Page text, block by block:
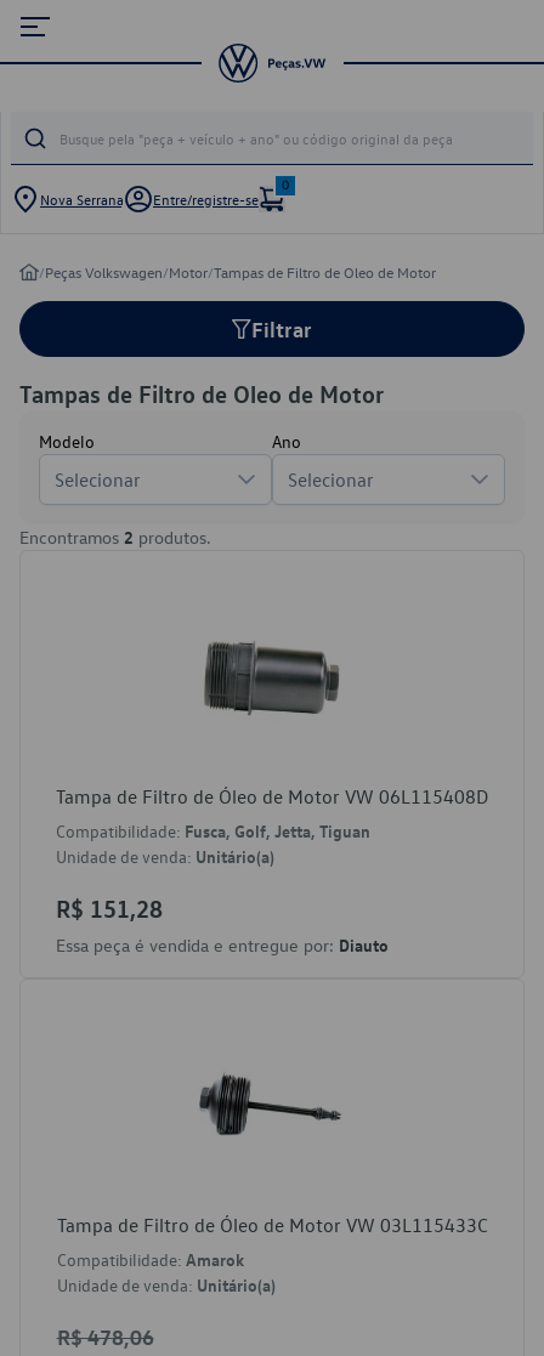
Nova Serrana Entre/registre-se
0
/Peças Volkswagen/Motor/Tampas de Filtro de Oleo de Motor
Filtrar
Tampas de Filtro de Oleo de Motor
Modelo
Selecionar
Ano
Selecionar
Encontramos 2 produtos.
Tampa de Filtro de Óleo de Motor VW 06L115408D
Compatibilidade: Fusca, Golf, Jetta, Tiguan
Unidade de venda: Unitário(a)
R$ 151,28
Essa peça é vendida e entregue por: Diauto
Tampa de Filtro de Óleo de Motor VW 03L115433C
Compatibilidade: Amarok
Unidade de venda: Unitário(a)
R$ 478,06